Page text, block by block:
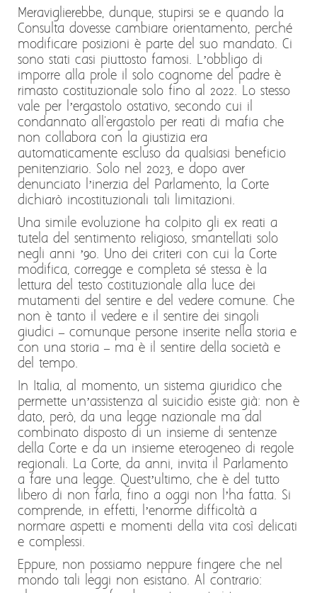
Meraviglierebbe, dunque, stupirsi se e quando la
Consulta dovesse cambiare orientamento, perché
modificare posizioni è parte del suo mandato. Ci
sono stati casi piuttosto famosi. L’obbligo di
imporre alla prole il solo cognome del padre è
rimasto costituzionale solo fino al 2022. Lo stesso
vale per l’ergastolo ostativo, secondo cui il
condannato all'ergastolo per reati di mafia che
non collabora con la giustizia era
automaticamente escluso da qualsiasi beneficio
penitenziario. Solo nel 2023, e dopo aver
denunciato l’inerzia del Parlamento, la Corte
dichiarò incostituzionali tali limitazioni.
Una simile evoluzione ha colpito gli ex reati a
tutela del sentimento religioso, smantellati solo
negli anni ’90. Uno dei criteri con cui la Corte
modifica, corregge e completa sé stessa è la
lettura del testo costituzionale alla luce dei
mutamenti del sentire e del vedere comune. Che
non è tanto il vedere e il sentire dei singoli
giudici – comunque persone inserite nella storia e
con una storia – ma è il sentire della società e
del tempo.
In Italia, al momento, un sistema giuridico che
permette un’assistenza al suicidio esiste già: non è
dato, però, da una legge nazionale ma dal
combinato disposto di un insieme di sentenze
della Corte e da un insieme eterogeneo di regole
regionali. La Corte, da anni, invita il Parlamento
a fare una legge. Quest’ultimo, che è del tutto
libero di non farla, fino a oggi non l’ha fatta. Si
comprende, in effetti, l’enorme difficoltà a
normare aspetti e momenti della vita così delicati
e complessi.
Eppure, non possiamo neppure fingere che nel
mondo tali leggi non esistano. Al contrario: